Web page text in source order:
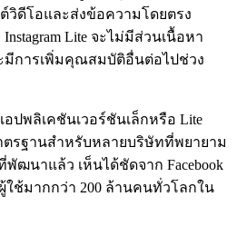
วิดีโอและส่งข้อความโดยตรง
Lite จะไม่มีส่วนเนื้อหา
มีการเพิ่มคุณสมบัติอื่นต่อไปช่วง
ปพลิเคชันเวอร์ชันเล็กหรือ Lite
รฐานสำหรับหลายบริษัทที่พยายาม
ฒนาแล้ว เห็นได้ชัดจาก Facebook
ใช้มากกว่า 200 ล้านคนทั่วโลกใน